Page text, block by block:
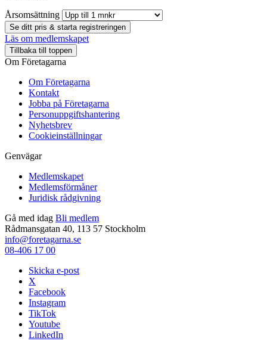
Årsomsättning
Se ditt pris & starta registreringen
Läs om medlemskapet
Tillbaka till toppen
Om Företagarna
Om Företagarna
Kontakt
Jobba på Företagarna
Personuppgiftshantering
Nyhetsbrev
Cookieinställningar
Genvägar
Medlemskapet
Medlemsförmåner
Juridisk rådgivning
Gå med idag Bli medlem
Rådmansgatan 40, 113 57 Stockholm
info@foretagarna.se
08-406 17 00
Skicka e-post
X
Facebook
Instagram
TikTok
Youtube
LinkedIn